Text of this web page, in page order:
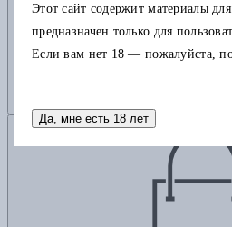
Добавить в
Этот сайт содержит материалы
предназначен только для
Если вам нет 18 — пожалуйста,
Да, мне есть 18 лет